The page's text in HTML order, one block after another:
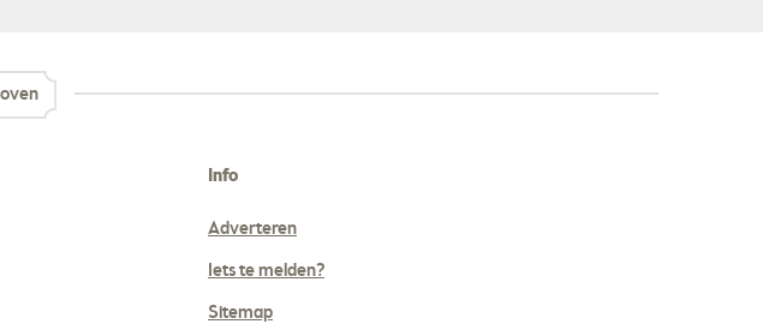
Info
Adverteren
Iets te melden?
Sitemap